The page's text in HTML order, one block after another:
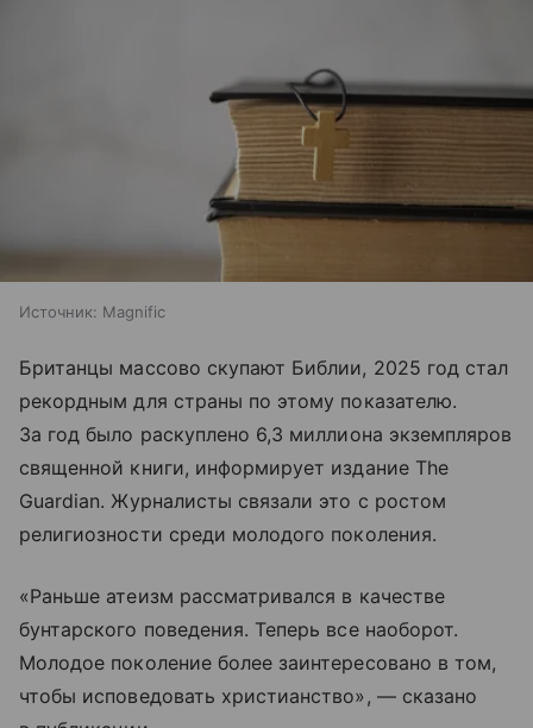
Источник: Magnific
Британцы массово скупают Библии, 2025 год стал
рекордным для страны по этому показателю.
За год было раскуплено 6,3 миллиона экземпляров
священной книги, информирует издание The
Guardian. Журналисты связали это с ростом
религиозности среди молодого поколения.
«Раньше атеизм рассматривался в качестве
бунтарского поведения. Теперь все наоборот.
Молодое поколение более заинтересовано в том,
чтобы исповедовать христианство», — сказано